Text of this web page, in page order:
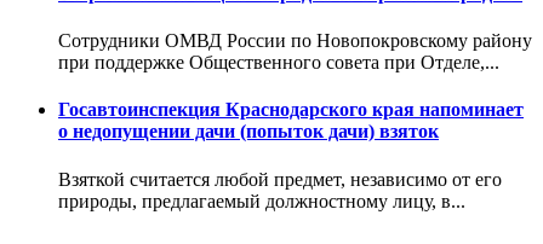
Сотрудники ОМВД России по Новопокровскому району
при поддержке Общественного совета при Отделе,...
Госавтоинспекция Краснодарского края напоминает
о недопущении дачи (попыток дачи) взяток
Взяткой считается любой предмет, независимо от его
природы, предлагаемый должностному лицу, в...